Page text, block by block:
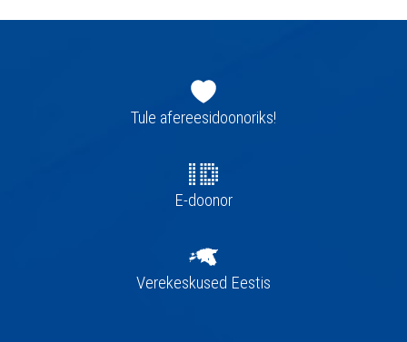
navigatsioonTule afereesidoonoriks!
E-doonor
Verekeskused Eestis